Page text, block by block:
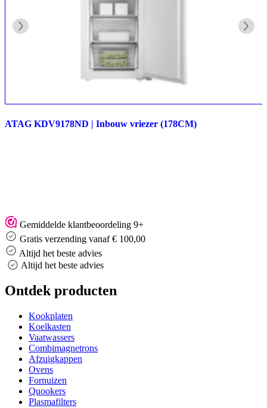
ATAG KDV9178ND | Inbouw vriezer (178CM)
Gemiddelde klantbeoordeling 9+
Gratis verzending vanaf € 100,00
Altijd het beste advies
Altijd het beste advies
Ontdek producten
Kookplaten
Koelkasten
Vaatwassers
Combimagnetrons
Afzuigkappen
Ovens
Fornuizen
Quookers
Plasmafilters